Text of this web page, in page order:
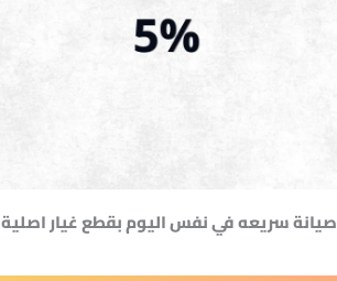
صيانة سريعه في نفس اليوم بقطع غيار اصلية